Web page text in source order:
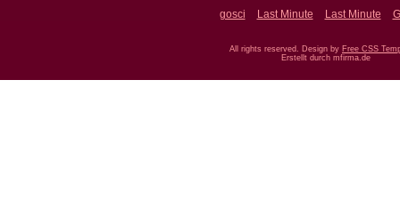
gosci
Last Minute Last Minute
All rights reserved. Design by Free CSS
Erstellt durch mfirma.de